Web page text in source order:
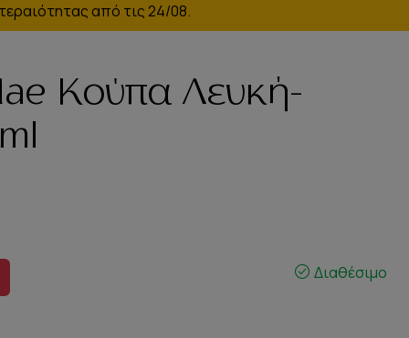
από τις 24/08.
Κούπα Λευκή-
Διαθέσιμο